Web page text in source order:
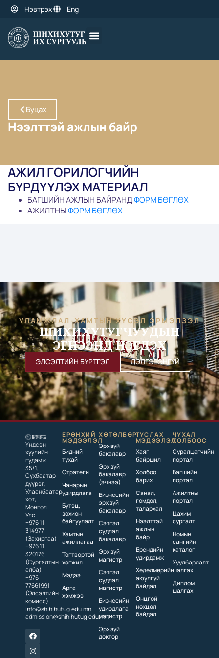
Нэвтрэх Eng
Буцах
Нээлттэй ажлын байр
АЖИЛ ГОРИЛОГЧИЙН
БҮРДҮҮЛЭХ МАТЕРИАЛ
БАГШИЙН АЖЛЫН БАЙРАНДФОРМ БӨГЛӨХ
АЖИЛТНЫФОРМ БӨГЛӨХ
УЛАМЖЛАЛ-ХАМТЫН ХҮСЭЛ ЭРМЭЛЗЭЛ
ШИХИХУТУГЧУУДЫН
ЭГНЭЭНД НЭГДЭХ
ЭЛСЭЛТИЙН БҮРТГЭЛ ДЭЛГЭРЭНГҮЙ
Үндсэн
хуулийн
гудамж
35/1,
Сүхбаатар
дүүрэг,
Улаанбаатар
хот,
Монгол
Улс
+976 11
314977
(Захиргаа)
+976 11
320176
(Сургалтын
алба)
+976
77661991
(Элсэлтийн
комисс)
info@shihihutug.edu.mn
admission@shihihutug.edu.mn
ЕРӨНХИЙ
МЭДЭЭЛЭЛ
Бидний
тухай
Стратеги
Чанарын
удирдлага
Бүтэц,
зохион
байгуулалт
Хамтын
ажиллагаа
Тогтвортой
хөгжил
Мэдээ
Арга
хэмжээ
ХӨТӨЛБӨР
Эрх зүй
бакалавр
Эрх зүй
бакалавр
(эчнээ)
Бизнесийн
эрх зүй
бакалавр
Сэтгэл
судлал
бакалавр
Эрх зүй
магистр
Сэтгэл
судлал
магистр
Бизнесийн
удирдлага
магистр
Эрх зүй
доктор
ТУСЛАХ
МЭДЭЭЛЭЛ
Хаяг
байршил
Холбоо
барих
Санал,
гомдол,
талархал
Нээлттэй
ажлын
байр
Брендийн
удирдамж
Хөдөлмөрийн
аюулгүй
байдал
Онцгой
нөхцөл
байдал
ЧУХАЛ
ХОЛБООС
Суралцагчийн
портал
Багшийн
портал
Ажилтны
портал
Цахим
сургалт
Номын
сангийн
каталог
Хуулбарлалт
шалгах
Диплом
шалгах